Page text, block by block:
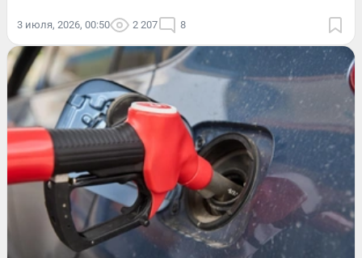
3 июля, 2026, 00:50 2 207 8